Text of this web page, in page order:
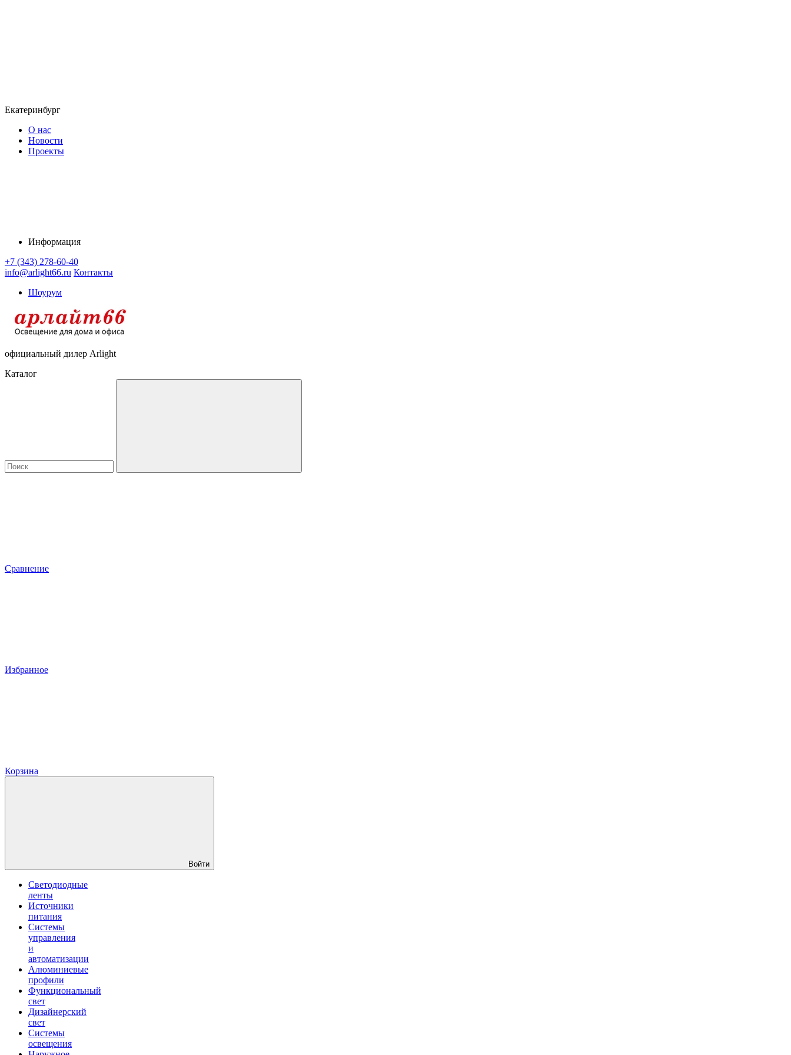
Екатеринбург
О нас
Новости
Проекты
Информация
+7 (343) 278-60-40
info@arlight66.ru Контакты
Шоурум
официальный дилер Arlight
Каталог
Сравнение
Избранное
Корзина
Войти
Светодиодные
ленты
Источники
питания
Системы
управления
и
автоматизации
Алюминиевые
профили
Функциональный
свет
Дизайнерский
свет
Системы
освещения